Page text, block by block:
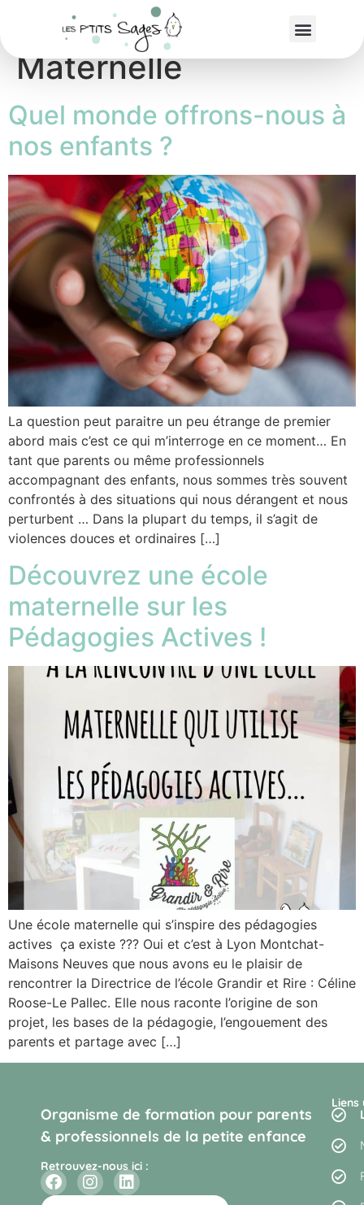
Étiquette :
Maternelle
Quel monde offrons-nous à
nos enfants ?
La question peut paraitre un peu étrange de premier
abord mais c’est ce qui m’interroge en ce moment… En
tant que parents ou même professionnels
accompagnant des enfants, nous sommes très souvent
confrontés à des situations qui nous dérangent et nous
perturbent … Dans la plupart du temps, il s’agit de
violences douces et ordinaires […]
Découvrez une école
maternelle sur les
Pédagogies Actives !
Une école maternelle qui s’inspire des pédagogies
actives ça existe ??? Oui et c’est à Lyon Montchat-
Maisons Neuves que nous avons eu le plaisir de
rencontrer la Directrice de l’école Grandir et Rire : Céline
Roose-Le Pallec. Elle nous raconte l’origine de son
projet, les bases de la pédagogie, l’engouement des
parents et partage avec […]
Organisme de formation pour parents
& professionnels de la petite enfance
Retrouvez-nous ici :
Liens